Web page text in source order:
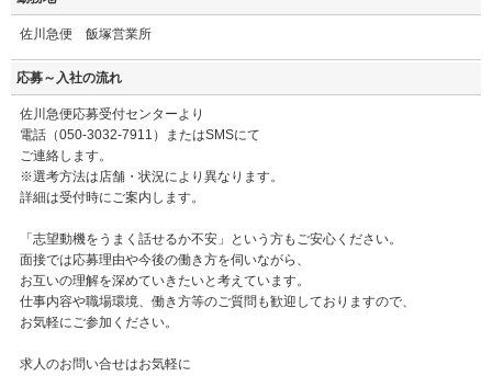
佐川急便 飯塚営業所
応募～入社の流れ
佐川急便応募受付センターより
電話（050-3032-7911）またはSMSにて
ご連絡します。
※選考方法は店舗・状況により異なります。
詳細は受付時にご案内します。
「志望動機をうまく話せるか不安」という方もご安心ください。
面接では応募理由や今後の働き方を伺いながら、
お互いの理解を深めていきたいと考えています。
仕事内容や職場環境、働き方等のご質問も歓迎しておりますので、
お気軽にご参加ください。
求人のお問い合せはお気軽に